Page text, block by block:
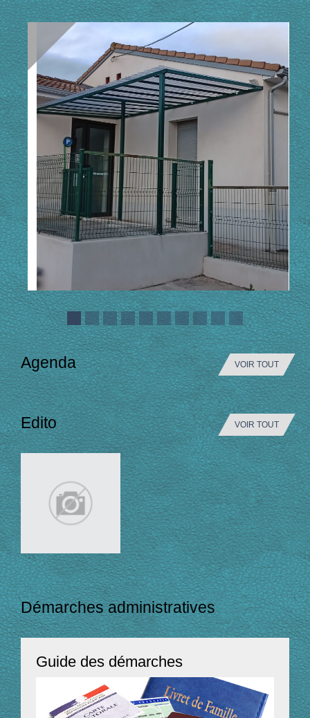
Agenda VOIR TOUT
Edito VOIR TOUT
Démarches administratives
Guide des démarches